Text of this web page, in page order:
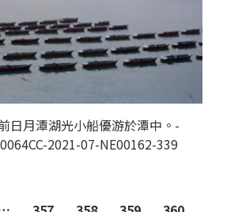
日月潭湖光小船優游於潭中。-
2021-07-NE00162-339